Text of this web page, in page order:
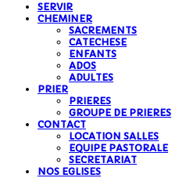
SERVIR
CHEMINER
SACREMENTS
CATECHESE
ENFANTS
ADOS
ADULTES
PRIER
PRIERES
GROUPE DE PRIERES
CONTACT
LOCATION SALLES
EQUIPE PASTORALE
SECRETARIAT
NOS EGLISES